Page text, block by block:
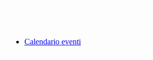
Calendario eventi